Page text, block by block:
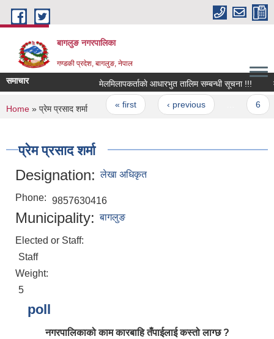
Skip to main content
बागलुङ नगरपालिका
गण्डकी प्रदेश, बागलुङ, नेपाल
समाचार मेलमिलापकर्ताकाे आधारभुत तालिम सम्बन्धी सूचना !!!
Pages
« first ‹ previous
You are here
Home » प्रेम प्रसाद शर्मा
प्रेम प्रसाद शर्मा
Designation: लेखा अधिकृत
Phone: 9857630416
Municipality: बागलुङ
Elected or Staff:
Staff
Weight:
5
poll
नगरपालिकाको काम कारबाहि तँपाईलाई कस्तो लाग्छ ?